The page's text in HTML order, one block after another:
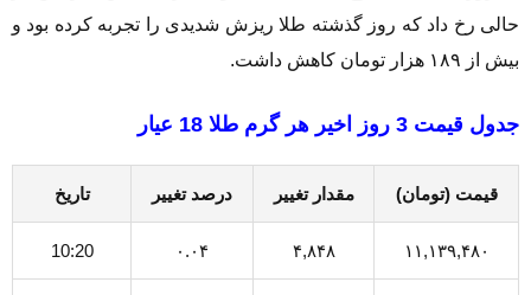
حالی رخ داد که روز گذشته طلا ریزش شدیدی را تجربه کرده بود و
بیش از ۱۸۹ هزار تومان کاهش داشت.
جدول قیمت 3 روز اخیر هر گرم طلا 18 عیار
قیمت (تومان) مقدار تغییر درصد تغییر تاریخ
۱۱,۱۳۹,۴۸۰ ۴,۸۴۸ ۰.۰۴ 10:20